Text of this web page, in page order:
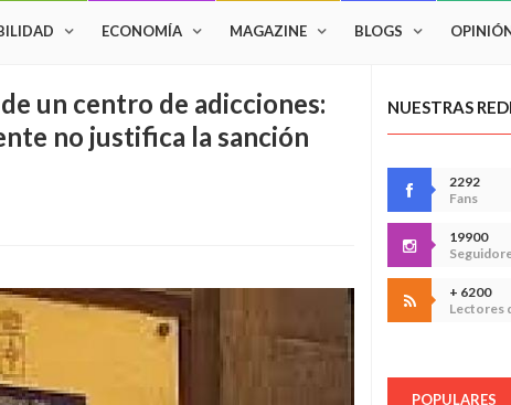
ECONOMÍA MAGAZINE BLOGS
un centro de adicciones:
no justifica la sanción
NUESTRAS
2292
Fans
19900
+ 6200
Lectores
POPULARES